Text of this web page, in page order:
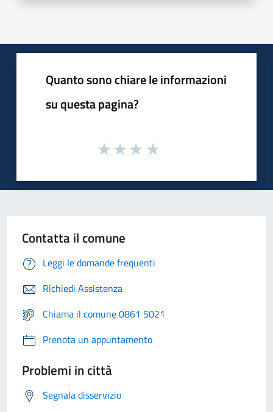
Quanto sono chiare le informazioni
su questa pagina?
Contatta il comune
Leggi le domande frequenti
Richiedi Assistenza
Chiama il comune 0861 5021
Prenota un appuntamento
Problemi in città
Segnala disservizio